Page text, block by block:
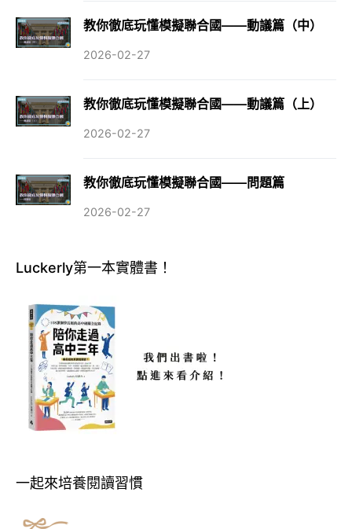
教你徹底玩懂模擬聯合國——動議篇（中）
2026-02-27
教你徹底玩懂模擬聯合國——動議篇（上）
2026-02-27
教你徹底玩懂模擬聯合國——問題篇
2026-02-27
Luckerly第一本實體書！
一起來培養閱讀習慣